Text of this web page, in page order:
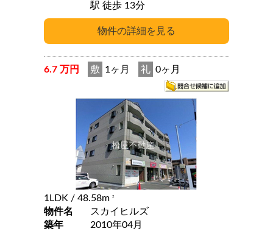
駅 徒歩 13分
6.7 万円 敷 1ヶ月 礼 0ヶ月
1LDK / 48.58m 2
物件名
スカイヒルズ
築年
2010年04月